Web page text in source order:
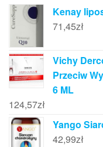
Kenay
71,45zł
Vichy
Przeciw
6 ML
124,57zł
Yango
42,99zł